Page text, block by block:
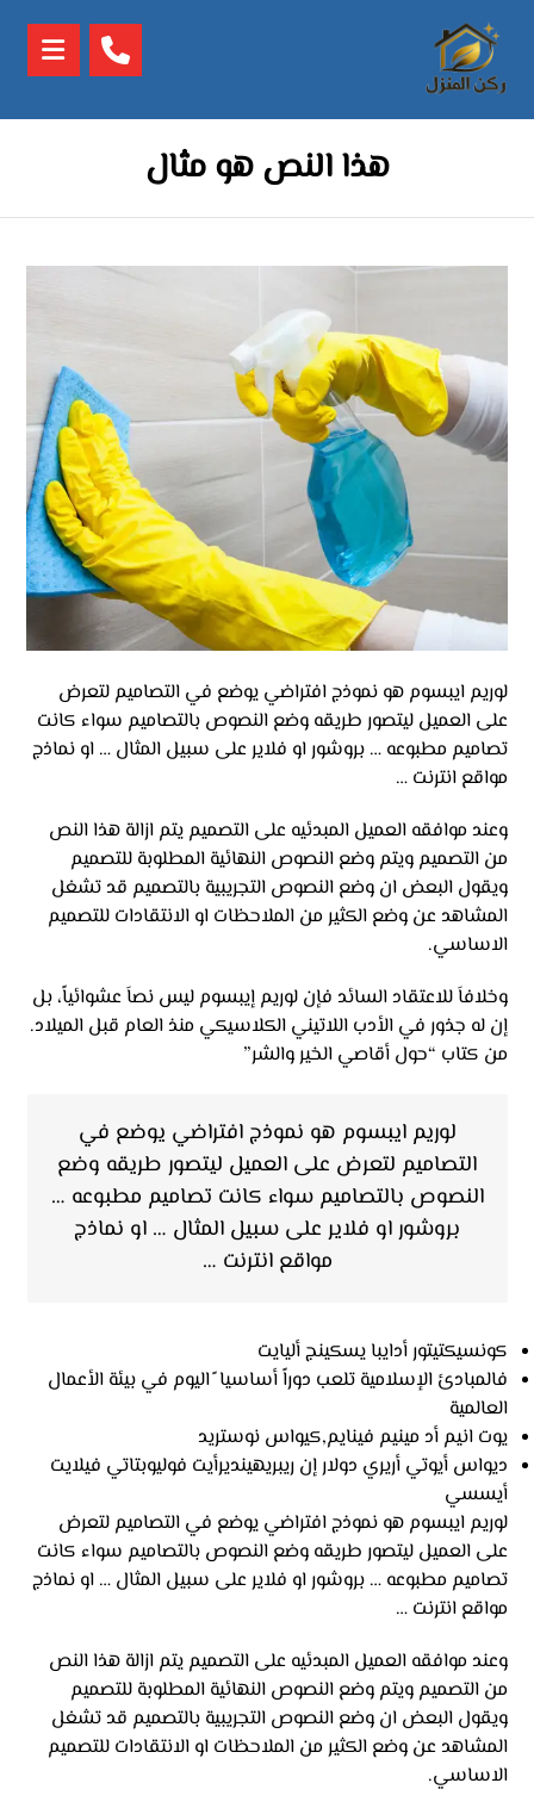
هذا النص هو مثال
لوريم ايبسوم هو نموذج افتراضي يوضع في التصاميم لتعرض
على العميل ليتصور طريقه وضع النصوص بالتصاميم سواء كانت
تصاميم مطبوعه … بروشور او فلاير على سبيل المثال … او نماذج
مواقع انترنت …
وعند موافقه العميل المبدئيه على التصميم يتم ازالة هذا النص
من التصميم ويتم وضع النصوص النهائية المطلوبة للتصميم
ويقول البعض ان وضع النصوص التجريبية بالتصميم قد تشغل
المشاهد عن وضع الكثير من الملاحظات او الانتقادات للتصميم
الاساسي.
وخلافاَ للاعتقاد السائد فإن لوريم إيبسوم ليس نصاَ عشوائياً، بل
إن له جذور في الأدب اللاتيني الكلاسيكي منذ العام قبل الميلاد.
من كتاب “حول أقاصي الخير والشر”
لوريم ايبسوم هو نموذج افتراضي يوضع في
التصاميم لتعرض على العميل ليتصور طريقه وضع
النصوص بالتصاميم سواء كانت تصاميم مطبوعه …
بروشور او فلاير على سبيل المثال … او نماذج
مواقع انترنت …
كونسيكتيتور أدايبا يسكينج أليايت
فالمبادئ الإسلامية تلعب دوراً أساسيا ً اليوم في بيئة الأعمال
العالمية
يوت انيم أد مينيم فينايم,كيواس نوستريد
ديواس أيوتي أريري دولار إن ريبريهينديرأيت فوليوبتاتي فيلايت
أيسسي
لوريم ايبسوم هو نموذج افتراضي يوضع في التصاميم لتعرض
على العميل ليتصور طريقه وضع النصوص بالتصاميم سواء كانت
تصاميم مطبوعه … بروشور او فلاير على سبيل المثال … او نماذج
مواقع انترنت …
وعند موافقه العميل المبدئيه على التصميم يتم ازالة هذا النص
من التصميم ويتم وضع النصوص النهائية المطلوبة للتصميم
ويقول البعض ان وضع النصوص التجريبية بالتصميم قد تشغل
المشاهد عن وضع الكثير من الملاحظات او الانتقادات للتصميم
الاساسي.